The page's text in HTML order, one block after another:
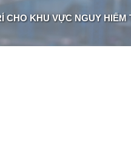
Oriental
KGN
CHO KHU VỰC NGUY HIỂM